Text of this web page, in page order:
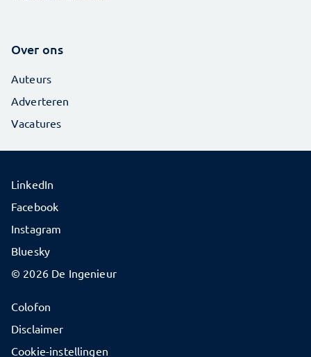
Over ons
Auteurs
Adverteren
Vacatures
© 2026 De Ingenieur
Colofon
Disclaimer
Cookie-instellingen
LinkedIn
Facebook
Instagram
Bluesky